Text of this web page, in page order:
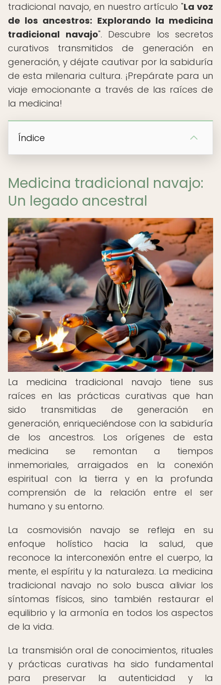
tradicional navajo, en nuestro artículo "La voz
de los ancestros: Explorando la medicina
tradicional navajo". Descubre los secretos
curativos transmitidos de generación en
generación, y déjate cautivar por la sabiduría
de esta milenaria cultura. ¡Prepárate para un
viaje emocionante a través de las raíces de
la medicina!
Índice
Medicina tradicional navajo:
Un legado ancestral
La medicina tradicional navajo tiene sus
raíces en las prácticas curativas que han
sido transmitidas de generación en
generación, enriqueciéndose con la sabiduría
de los ancestros. Los orígenes de esta
medicina se remontan a tiempos
inmemoriales, arraigados en la conexión
espiritual con la tierra y en la profunda
comprensión de la relación entre el ser
humano y su entorno.
La cosmovisión navajo se refleja en su
enfoque holístico hacia la salud, que
reconoce la interconexión entre el cuerpo, la
mente, el espíritu y la naturaleza. La medicina
tradicional navajo no solo busca aliviar los
síntomas físicos, sino también restaurar el
equilibrio y la armonía en todos los aspectos
de la vida.
La transmisión oral de conocimientos, rituales
y prácticas curativas ha sido fundamental
para preservar la autenticidad y la